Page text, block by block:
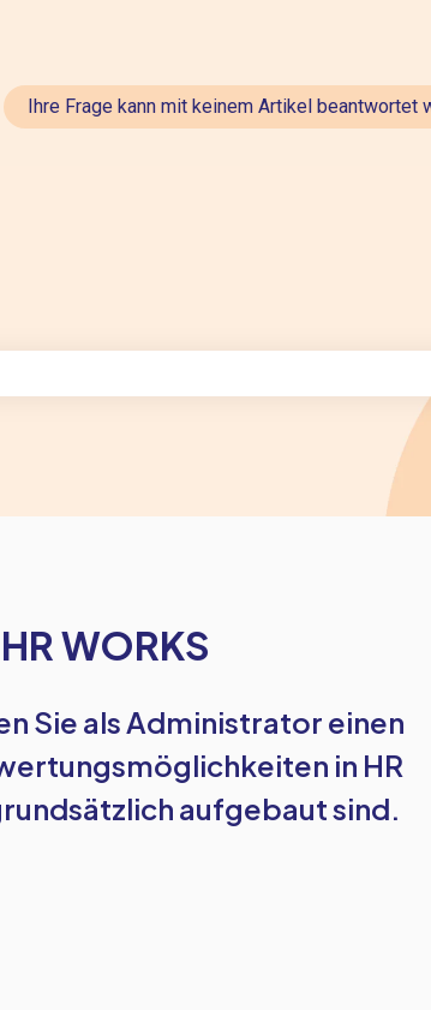
Ihre Frage kann mit keinem Artikel beantwortet
WORKS
Sie als Administrator einen
in HR
aufgebaut sind.